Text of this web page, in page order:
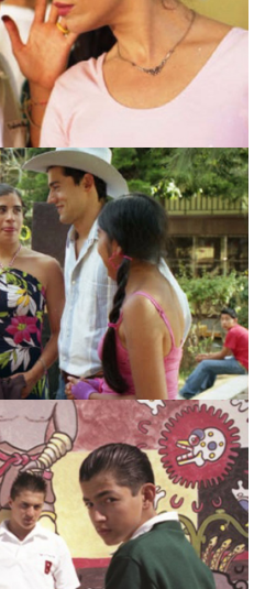
NADIE TE VE, TOMADA DE
NADIE TE VE, TOMADA DE